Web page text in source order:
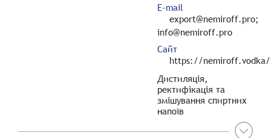
E-mail
export@nemiroff.pro;
info@nemiroff.pro
Сайт
https://nemiroff.vodka/
Дистиляція,
ректифікація та
змішування спиртних
напоїв